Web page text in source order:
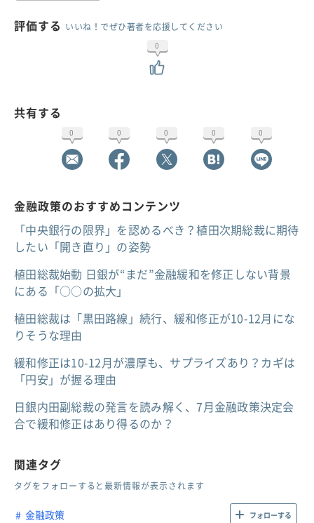
評価する いいね！でぜひ著者を応援してください
0
共有する
0 0 0 0 0
金融政策のおすすめコンテンツ
「中央銀行の限界」を認めるべき？植田次期総裁に期待
したい「開き直り」の姿勢
植田総裁始動 日銀が“まだ”金融緩和を修正しない背景
にある「○○の拡大」
植田総裁は「黒田路線」続行、緩和修正が10-12月にな
りそうな理由
緩和修正は10-12月が濃厚も、サプライズあり？カギは
「円安」が握る理由
日銀内田副総裁の発言を読み解く、7月金融政策決定会
合で緩和修正はあり得るのか？
関連タグ
タグをフォローすると最新情報が表示されます
金融政策 フォローする